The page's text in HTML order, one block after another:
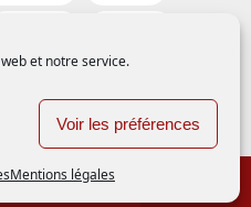
et notre service.
Voir les préférences
Mentions légales